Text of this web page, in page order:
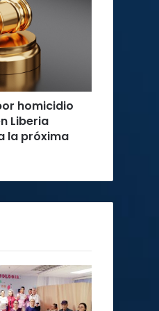
homicidio
Liberia
la próxima